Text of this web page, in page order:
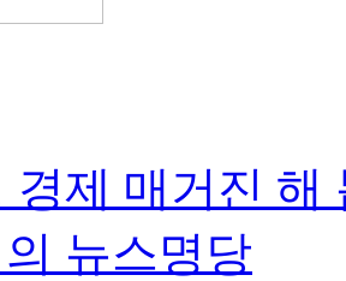
경제 매거진 해
뉴스명당